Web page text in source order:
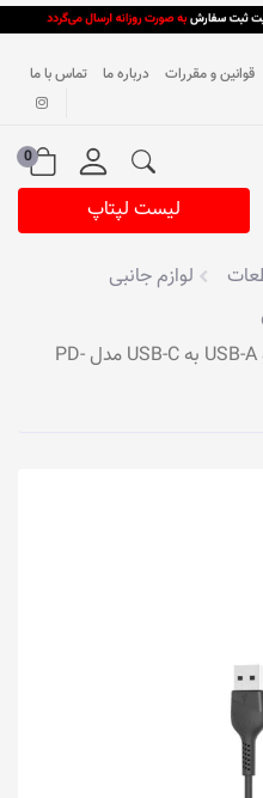
قوانین و مقررات درباره ما تماس با ما
0
لیست لپتاپ
لوازم جانبی
کابل شارژ 25 سانتیمتری پرودو USB-A به USB-C مدل PD-